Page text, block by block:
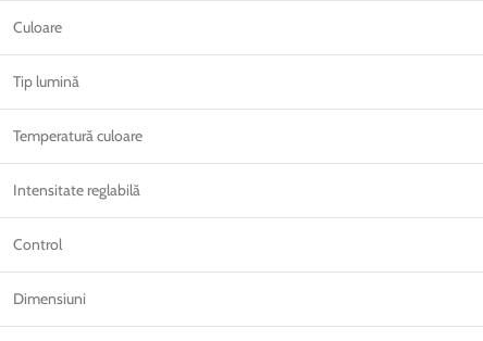
Culoare
Tip lumină
Temperatură culoare
Intensitate reglabilă
Control
Dimensiuni